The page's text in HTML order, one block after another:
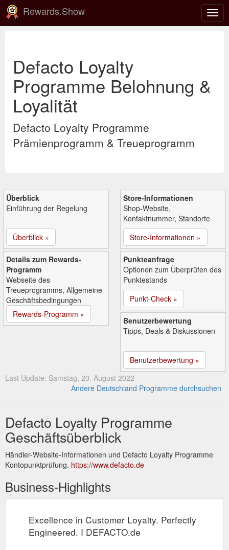
ein-/
Rewards.Show
Defacto Loyalty
Programme Belohnung &
Loyalität
Defacto Loyalty Programme
Prämienprogramm & Treueprogramm
Überblick
Einführung der Regelung
Überblick »
Store-Informationen
Shop-Website,
Kontaktnummer, Standorte
Store-Informationen »
Details zum Rewards-
Programm
Webseite des
Treueprogramms, Allgemeine
Geschäftsbedingungen
Rewards-Programm »
Punkteanfrage
Optionen zum Überprüfen des
Punktestands
Punkt-Check »
Benutzerbewertung
Tipps, Deals & Diskussionen
Benutzerbewertung »
Last Update: Samstag, 20. August 2022
Andere Deutschland Programme durchsuchen
Defacto Loyalty Programme
Geschäftsüberblick
Händler-Website-Informationen und Defacto Loyalty Programme
Kontopunktprüfung. https://www.defacto.de
Business-Highlights
Excellence in Customer Loyalty. Perfectly
Engineered. I DEFACTO.de